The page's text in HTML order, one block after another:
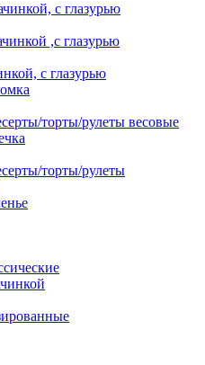
с глазурью
,с глазурью
с глазурью
торты/рулеты весовые
торты/рулеты